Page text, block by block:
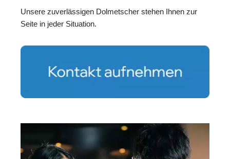
Unsere zuverlässigen Dolmetscher stehen Ihnen zur
Seite in jeder Situation.